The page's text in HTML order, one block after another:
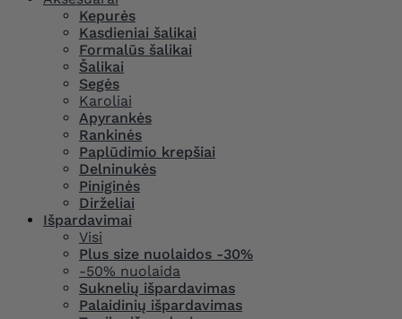
Kepurės
Kasdieniai šalikai
Formalūs šalikai
Šalikai
Segės
Karoliai
Apyrankės
Rankinės
Paplūdimio krepšiai
Delninukės
Piniginės
Dirželiai
Išpardavimai
Visi
Plus size nuolaidos -30%
-50% nuolaida
Suknelių išpardavimas
Palaidinių išpardavimas